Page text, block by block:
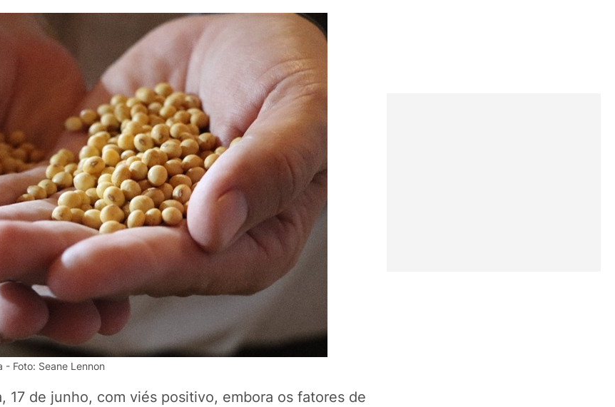
Foto: Seane Lennon
17 de junho, com viés positivo, embora os fatores de